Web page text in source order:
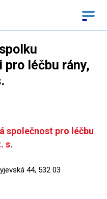
léčbu rány,
společnost pro léčbu
s.
44, 532 03